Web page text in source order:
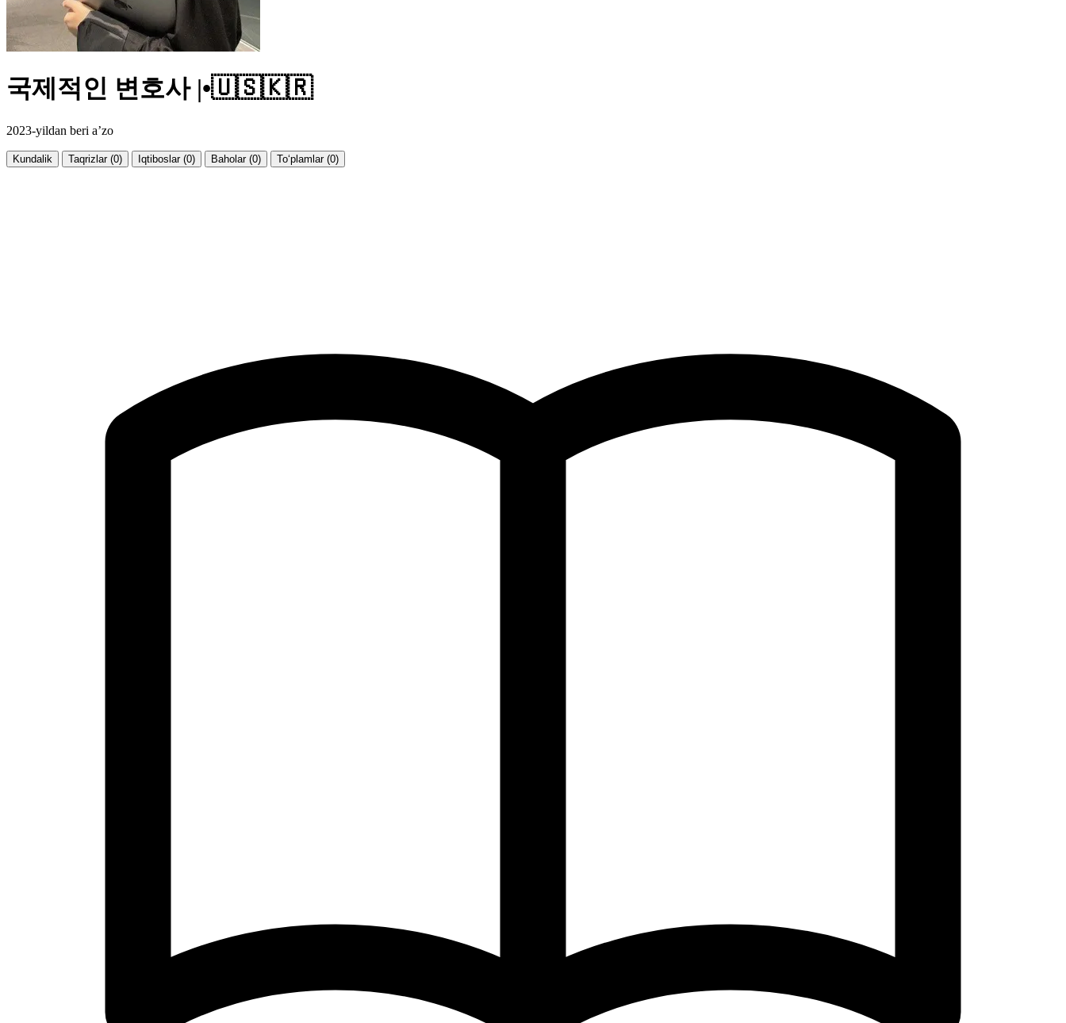
국제적인 변호사 |•🇺🇸🇰🇷
2023-yildan beri a’zo
Kundalik Taqrizlar (0) Iqtiboslar (0) Baholar (0) To‘plamlar (0)